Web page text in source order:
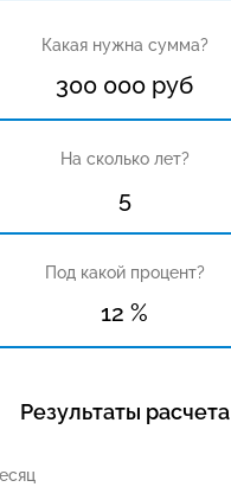
Какая нужна сумма?
300 000 руб
На сколько лет?
5
Под какой процент?
12 %
Результаты расчета